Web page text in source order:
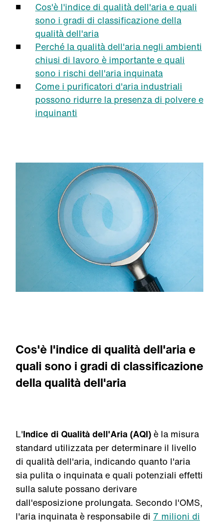
Cos'è l'indice di qualità dell'aria e quali
sono i gradi di classificazione della
qualità dell'aria
Perché la qualità dell'aria negli ambienti
chiusi di lavoro è importante e quali
sono i rischi dell'aria inquinata
Come i purificatori d'aria industriali
possono ridurre la presenza di polvere e
inquinanti
Cos'è l'indice di qualità dell'aria e
quali sono i gradi di classificazione
della qualità dell'aria
L'Indice di Qualità dell'Aria (AQI) è la misura
standard utilizzata per determinare il livello
di qualità dell'aria, indicando quanto l'aria
sia pulita o inquinata e quali potenziali effetti
sulla salute possano derivare
dall'esposizione prolungata. Secondo l'OMS,
l'aria inquinata è responsabile di 7 milioni di